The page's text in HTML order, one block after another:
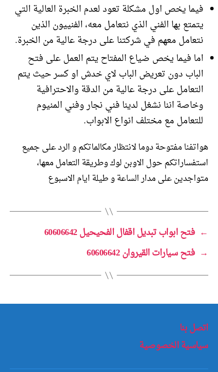
فيما يخص اول مشكلة تعود لعدم الخبرة العالية التي
يتمتع بها الفني الذي نتعامل معه، الفنييون الذين
نتعامل معهم في شركتنا على درجة عالية من الخبرة.
اما فيما يخص ضياع المفتاح يتم العمل على فتح
الباب دون تعريض الباب لاي خدش او كسر حيث يتم
التعامل على درجة عالية من الدقة والاحترافية
وخاصة اننا نشغل لدينا فني نجار وفني المنيوم
للتعامل مع مختلف انواع الابواب.
هواتفنا مفتوحة دوما لانتظار مكالماتكم و الرد على جميع
استفساراتكم حول الاوبن لوك وطريقة التعامل معها،
متواجدين على مدار الساعة و طيلة ايام الاسبوع
← فتح ابواب تبديل اقفال الفحيحيل 60606642
→ فتح سيارات القيروان 60606642
اتصل بنا
سياسية الخصوصية